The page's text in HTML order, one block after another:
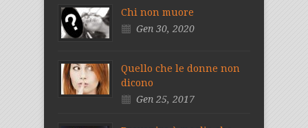
Chi non muore
Gen 30, 2020
Quello che le donne non
dicono
Gen 25, 2017